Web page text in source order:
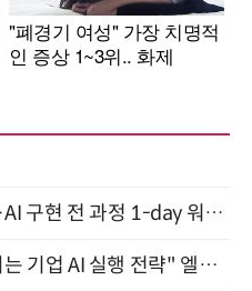
UX 기획·DESIGN.md 설계·AI 구현 전 과정 1-day 워크숍 with Claude Code·Codex 9월 15일 개최
"AI ROI 시대, 투자 성과 높이는 기업 AI 실행 전략" 엘타워 6층 (9월 18일)